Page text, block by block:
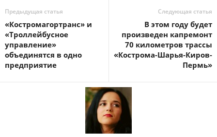
Предыдущая статья
«Костромагортранс» и
«Троллейбусное
управление»
объединятся в одно
предприятие
Следующая статья
В этом году будет
произведен капремонт
70 километров трассы
«Кострома-Шарья-Киров-
Пермь»